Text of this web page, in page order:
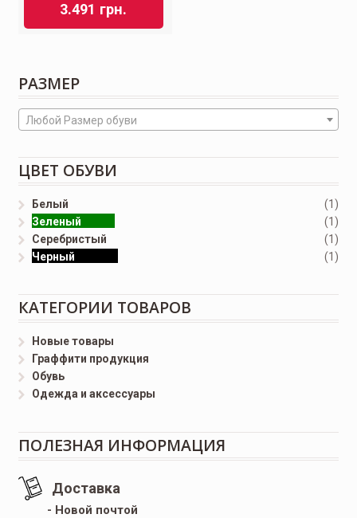
3.491 грн.
РАЗМЕР
Любой Размер обуви
ЦВЕТ ОБУВИ
Белый
(1)
Зеленый
(1)
Серебристый
(1)
Черный
(1)
КАТЕГОРИИ ТОВАРОВ
Новые товары
Граффити продукция
Обувь
Одежда и аксессуары
ПОЛЕЗНАЯ ИНФОРМАЦИЯ
Доставка
- Новой почтой